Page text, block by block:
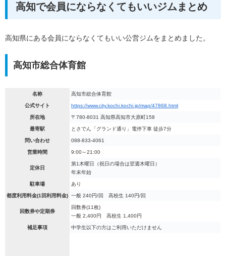
高知で会員にならなくてもいいジムまとめ
高知県にある会員にならなくてもいい公営ジムをまとめました。
高知市総合体育館
名称 高知市総合体育館
公式サイト https://www.city.kochi.kochi.jp/map/47868.html
所在地 〒780-8031 高知県高知市大原町158
最寄駅 とさでん「グランド通り」電停下車 徒歩7分
問い合わせ 088-833-4061
営業時間 9:00～21:00
定休日
第1木曜日（祝日の場合は翌週木曜日）
年末年始
駐車場 あり
都度利用料金(1回利用料金) 一般 240円/回 高校生 140円/回
回数券や定期券
回数券(11枚)
一般 2,400円 高校生 1,400円
補足事項 中学生以下の方はご利用いただけません